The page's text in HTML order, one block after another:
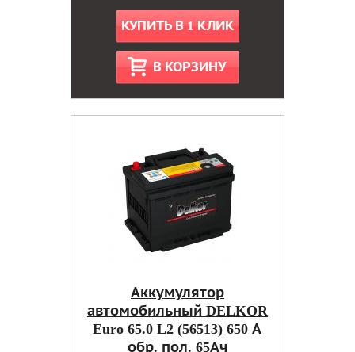
КУПИТЬ В 1 КЛИК
В КОРЗИНУ
Аккумулятор
автомобильный DELKOR
Euro 65.0 L2 (56513) 650 А
обр. пол. 65Ач